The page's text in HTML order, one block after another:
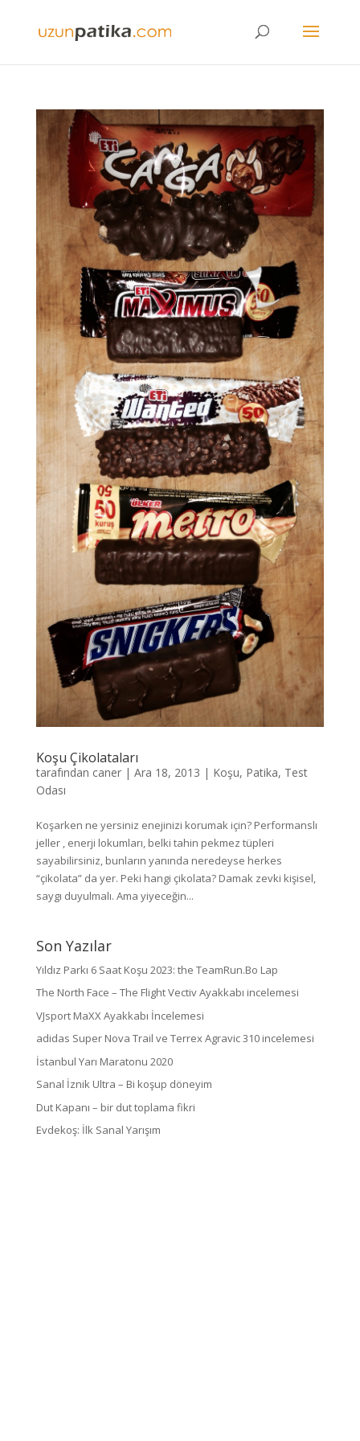
Koşu Çikolataları
tarafından caner| Ara 18, 2013 | Koşu, Patika, Test
Odası
Koşarken ne yersiniz enejinizi korumak için? Performanslı
jeller , enerji lokumları, belki tahin pekmez tüpleri
sayabilirsiniz, bunların yanında neredeyse herkes
“çikolata” da yer. Peki hangi çikolata? Damak zevki kişisel,
saygı duyulmalı. Ama yiyeceğin...
Son Yazılar
Yıldız Parkı 6 Saat Koşu 2023: the TeamRun.Bo Lap
The North Face – The Flight Vectiv Ayakkabı incelemesi
VJsport MaXX Ayakkabı İncelemesi
adidas Super Nova Trail ve Terrex Agravic 310 incelemesi
İstanbul Yarı Maratonu 2020
Sanal İznik Ultra – Bi koşup döneyim
Dut Kapanı – bir dut toplama fikri
Evdekoş: İlk Sanal Yarışım